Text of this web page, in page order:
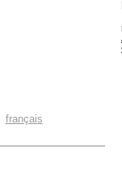
français